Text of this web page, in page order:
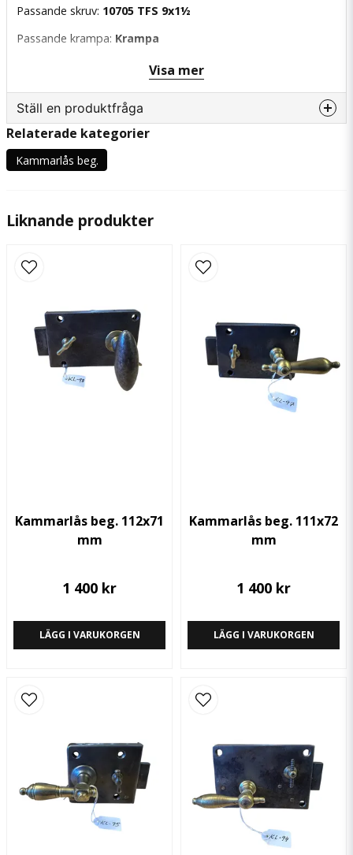
Passande skruv: 10705 TFS 9x1½
Passande krampa: Krampa
Slutbleck
Passande nyckelskyltar:
Nyckelskylt järn, diamant (stort)
Nyckelskylt järn, diamant (liten)
Visa mer
Ställ en produktfråga
Fråga oss något om denna produkten...
name
Ja, ni får publicera min fråga
Skicka fråga
Relaterade kategorier
Kammarlås beg.
Liknande produkter
Kammarlås beg. 112x71
mm
1 400 kr
LÄGG I VARUKORGEN
Kammarlås beg. 111x72
mm
1 400 kr
LÄGG I VARUKORGEN